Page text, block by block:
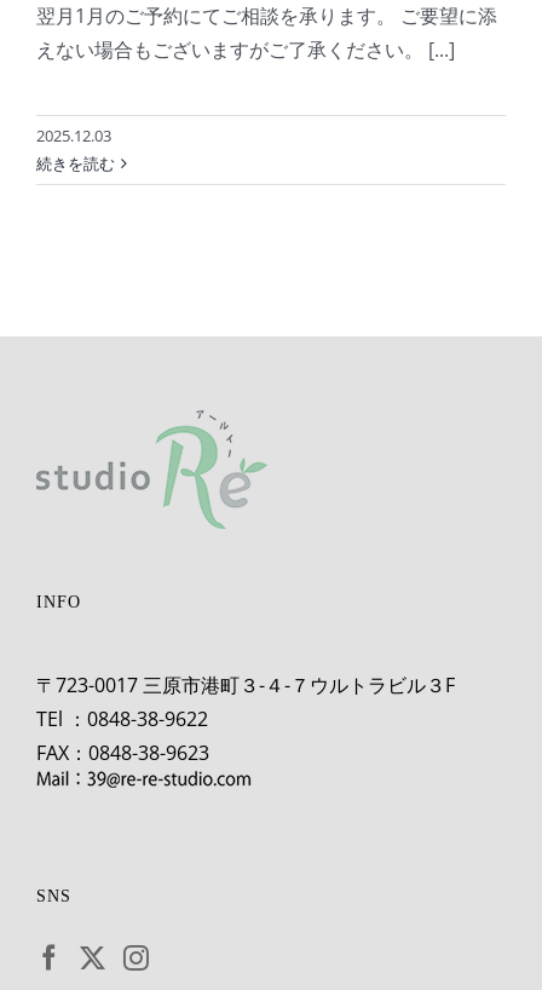
翌月1月のご予約にてご相談を承ります。 ご要望に添
えない場合もございますがご了承ください。 [...]
2025.12.03
続きを読む
INFO
〒723-0017 三原市港町３-４-７ウルトラビル３F
TEl ：0848-38-9622
FAX：0848-38-9623
SNS